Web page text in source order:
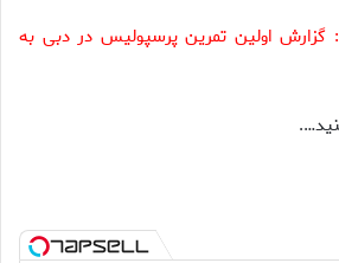
اولین تمرین پرسپولیس در دبی به